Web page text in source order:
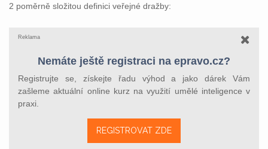
2 poměrně složitou definici veřejné dražby:
Reklama
Nemáte ještě registraci na epravo.cz?
Registrujte se, získejte řadu výhod a jako dárek Vám
zašleme aktuální online kurz na využití umělé inteligence v
praxi.
REGISTROVAT ZDE